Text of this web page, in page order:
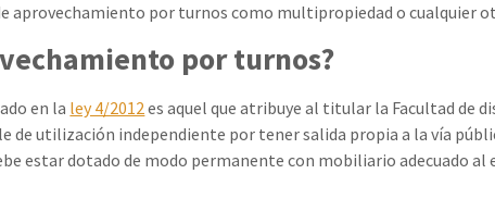
aprovechamiento por turnos como multipropiedad o cualquier
por turnos?
en la ley 4/2012 es aquel que atribuye al titular la Facultad de
de utilización independiente por tener salida propia a la vía
estar dotado de modo permanente con mobiliario adecuado al